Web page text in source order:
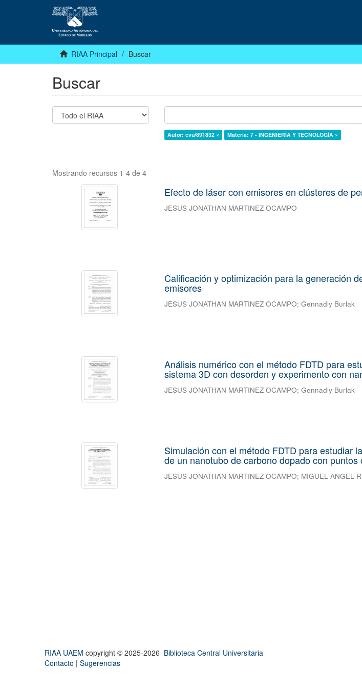
RIAA Principal Buscar
Buscar
Autor: cvu/891832 × Materia: 7 - INGENIERÍA Y TECNOLOGÍA ×
Mostrando recursos 1-4 de 4
Efecto de láser con emisores en clústeres de
JESUS JONATHAN MARTINEZ OCAMPO
Calificación y optimización para la generación
emisores
JESUS JONATHAN MARTINEZ OCAMPO;Gennadiy Burlak
Análisis numérico con el método FDTD para
sistema 3D con desorden y experimento con
JESUS JONATHAN MARTINEZ OCAMPO;Gennadiy Burlak
Simulación con el método FDTD para estudiar
de un nanotubo de carbono dopado con puntos
JESUS JONATHAN MARTINEZ OCAMPO; MIGUEL ANGEL
RIAA UAEM copyright © 2025-2026 Biblioteca Central Universitaria
Contacto | Sugerencias